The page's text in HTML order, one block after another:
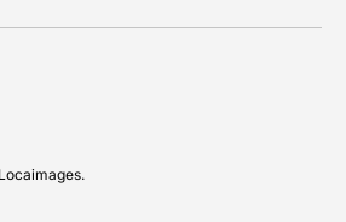
Locaimages.